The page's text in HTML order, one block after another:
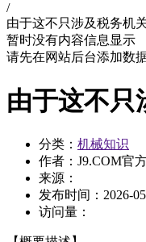
/
由于这不只涉及税务机
暂时没有内容信息显示
请先在网站后台添加数据
由于这不只
分类： 机械知识
作者：J9.COM官
来源：
发布时间： 2026-
访问量：